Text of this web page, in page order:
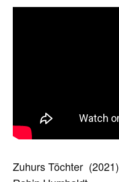
Zuhurs Töchter